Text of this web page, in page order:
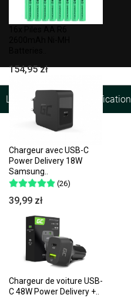
154,95 zł
Chargeur avec USB-C
Power Delivery 18W
Samsung..
(26)
39,99 zł
Chargeur de voiture USB-
C 48W Power Delivery +..
La description Spécification